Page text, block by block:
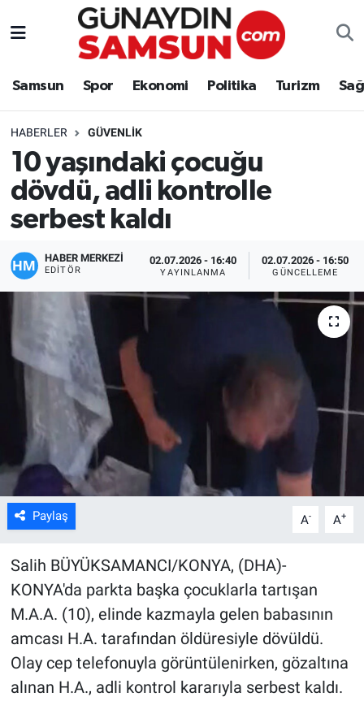
Samsun Spor Ekonomi Politika Turizm
HABERLER GÜVENLIK
10 yaşındaki çocuğu
dövdü, adli kontrolle
serbest kaldı
HABER MERKEZİ
EDITÖR
02.07.2026 - 16:40
YAYINLANMA
02.07.2026 - 16:50
GÜNCELLEME
Paylaş A- A+
Salih BÜYÜKSAMANCI/KONYA, (DHA)-
KONYA'da parkta başka çocuklarla tartışan
M.A.A. (10), elinde kazmayla gelen babasının
amcası H.A. tarafından öldüresiyle dövüldü.
Olay cep telefonuyla görüntülenirken, gözaltına
alınan H.A., adli kontrol kararıyla serbest kaldı.
Samsun
Politika
Turizm
Sağlık
Eğitim
Yaşam
Kültür Sanat
Bilim ve Teknoloji
Genel
Nöbetçi Eczaneler
Süper Lig Puan Durumu ve Fikstür
Tüm Manşetler
Son Dakika Haberleri
Haber Arşivi